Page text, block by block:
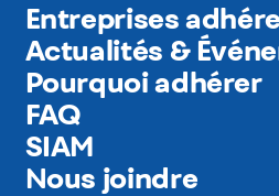
Entreprises
Actualités &
Pourquoi adhérer
FAQ
SIAM
Nous joindre